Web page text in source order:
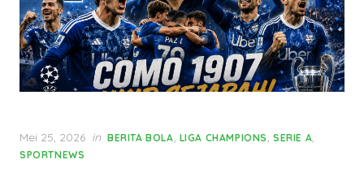
Posted
on
Mei 25, 2026 in BERITA BOLA, LIGA CHAMPIONS,SERIE A,
SPORTNEWS